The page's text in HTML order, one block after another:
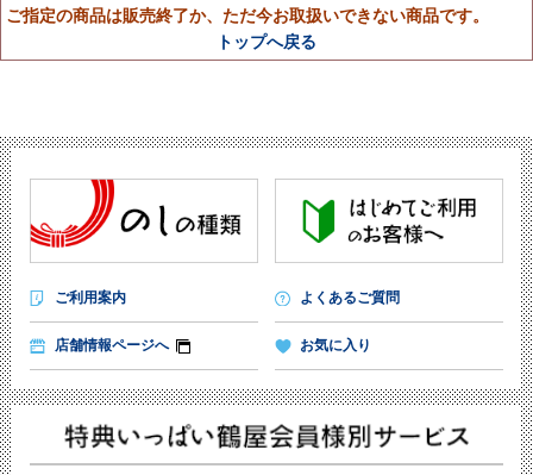
ご指定の商品は販売終了か、ただ今お取扱いできない商品です。
トップへ戻る
ご利用案内 よくあるご質問
店舗情報ページへ お気に入り